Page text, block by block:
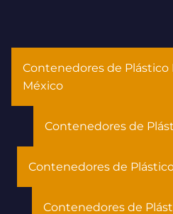
Contenedores de Plástico
México
Contenedores de
Contenedores de
Contenedores de